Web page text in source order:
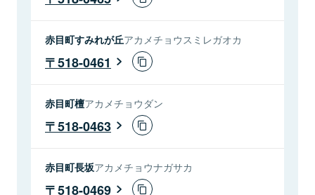
赤目町すみれが丘アカメチョウスミレガオカ
518-0461
赤目町檀アカメチョウダン
518-0463
赤目町長坂アカメチョウナガサカ
518-0469